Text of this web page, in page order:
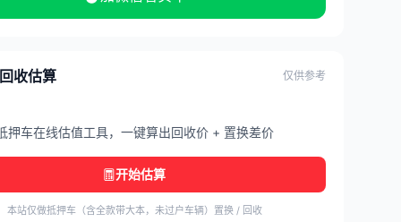
收估算 仅供参考
押车在线估值工具，一键算出回收价 + 置换差价
开始估算
本站仅做抵押车（含全款带大本，未过户车辆）置换 / 回收